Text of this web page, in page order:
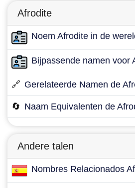
Afrodite
Noem Afrodite in de
Bijpassende namen voor
🔗 Gerelateerde Namen de
🔄 Naam Equivalenten de
Andere talen
Nombres Relacionados